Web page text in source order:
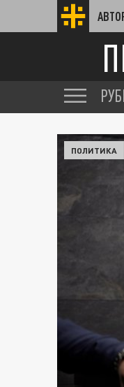
ПОЛИТИКА